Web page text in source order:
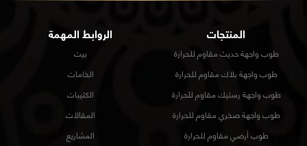
المنتجات
طوب واجهة حديث مقاوم للحرارة
طوب واجهة بلاك مقاوم للحرارة
طوب واجهة رستيك مقاوم للحرارة
طوب واجهة صخري مقاوم للحرارة
طوب أرضي مقاوم للحرارة
الروابط المهمة
بيت
الخامات
الكتيبات
المقالات
المشاريع